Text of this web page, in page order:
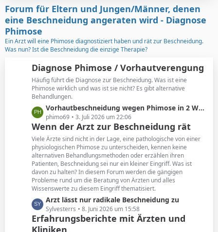
ä
g
e
t
e
B
e
i
t
r
ä
g
e
Forum für Eltern und Jungen/Männer, denen
eine Beschneidung angeraten wird - Diagnose
Phimose
Ein Arzt will eine Phimose diagnostiziert haben und rät zur Beschneidung.
Was nun? Ist die Beschneidung die einzige Therapie?
Diagnose Phimose / Vorhautverengung
Häufig führt die Diagnose zur Beschneidung. Was ist eine
Phimose wirklich und was ist sie nicht? Es gibt alternative
Behandlungen.
L
e
t
z
t
e
B
e
i
r
ä
g
Vorhautbeschneidung wegen Phimose in 2 Wochen
phimo69 3. Juli 2026 um 22:06
Wenn der Arzt zur Beschneidung rät
Viele Ärzte sind nicht in der Lage, eine pathologische von einer
physiologischen Phimose zu unterscheiden, kennen keine
alternativen Behandlungsmethoden oder erzählen ihren
Patienten, Beschneidung sei nur ein kleiner Eingriff. Was ist
davon zu halten? In diesem Forum werden die gängigen
Probleme rund um die Beratung von Ärzten und alles
Wissenswerte zu diesem Eingriff thematisiert.
L
e
t
z
Arzt lässt nur radikale Beschneidung zu
Sylvesterrs 8. Juni 2026 um 15:58
Erfahrungsberichte mit Ärzten und
Kliniken